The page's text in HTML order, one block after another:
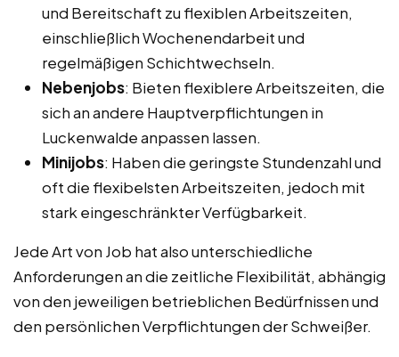
und Bereitschaft zu flexiblen Arbeitszeiten,
einschließlich Wochenendarbeit und
regelmäßigen Schichtwechseln.
Nebenjobs: Bieten flexiblere Arbeitszeiten, die
sich an andere Hauptverpflichtungen in
Luckenwalde anpassen lassen.
Minijobs: Haben die geringste Stundenzahl und
oft die flexibelsten Arbeitszeiten, jedoch mit
stark eingeschränkter Verfügbarkeit.
Jede Art von Job hat also unterschiedliche
Anforderungen an die zeitliche Flexibilität, abhängig
von den jeweiligen betrieblichen Bedürfnissen und
den persönlichen Verpflichtungen der Schweißer.